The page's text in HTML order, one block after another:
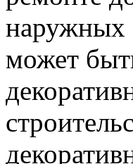
наружных
может